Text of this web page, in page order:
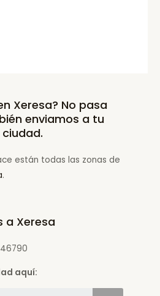
Xeresa? No pasa
enviamos a tu
ciudad.
están todas las zonas de
.
a Xeresa
aquí: